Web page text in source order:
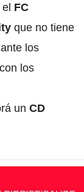
FC
que no tiene
los
los
un CD